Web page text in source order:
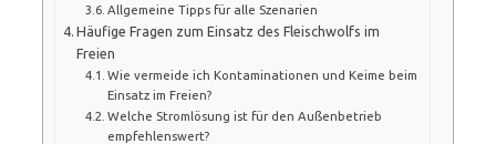
Allgemeine Tipps für alle Szenarien
Häufige Fragen zum Einsatz des Fleischwolfs im
Freien
Wie vermeide ich Kontaminationen und Keime beim
Einsatz im Freien?
Welche Stromlösung ist für den Außenbetrieb
empfehlenswert?